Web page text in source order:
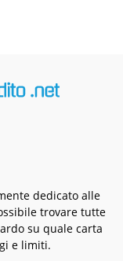
dedicato alle
trovare tutte
su quale carta
e limiti.